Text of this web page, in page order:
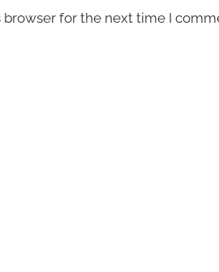
for the next time I